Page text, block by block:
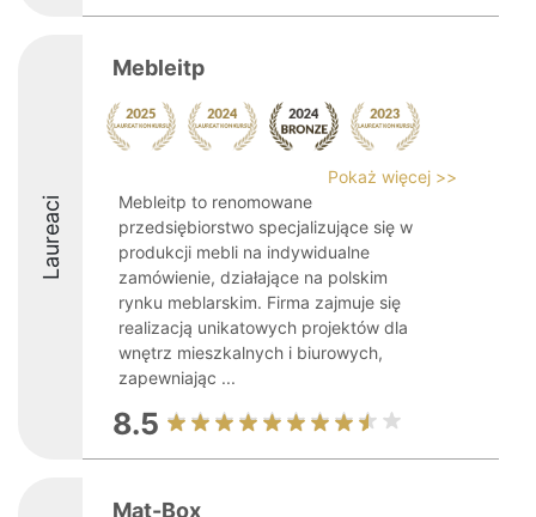
Laureaci
Mebleitp
Pokaż więcej >>
Mebleitp to renomowane
przedsiębiorstwo specjalizujące się w
produkcji mebli na indywidualne
zamówienie, działające na polskim
rynku meblarskim. Firma zajmuje się
realizacją unikatowych projektów dla
wnętrz mieszkalnych i biurowych,
zapewniając ...
8.5
Mat-Box